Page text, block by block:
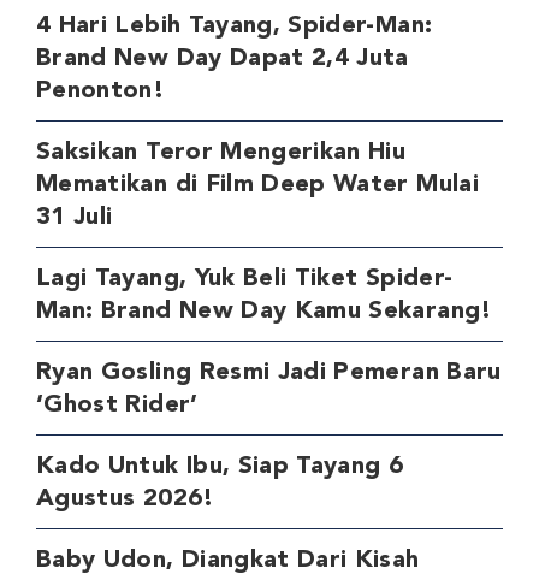
4 Hari Lebih Tayang, Spider-Man:
Brand New Day Dapat 2,4 Juta
Penonton!
Saksikan Teror Mengerikan Hiu
Mematikan di Film Deep Water Mulai
31 Juli
Lagi Tayang, Yuk Beli Tiket Spider-
Man: Brand New Day Kamu Sekarang!
Ryan Gosling Resmi Jadi Pemeran Baru
‘Ghost Rider’
Kado Untuk Ibu, Siap Tayang 6
Agustus 2026!
Baby Udon, Diangkat Dari Kisah